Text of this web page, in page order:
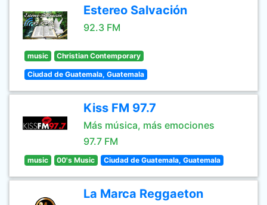
Estereo Salvación
92.3 FM
music Christian Contemporary
Ciudad de Guatemala, Guatemala
Kiss FM 97.7
Más música, más emociones
97.7 FM
music 00's Music Ciudad de Guatemala, Guatemala
La Marca Reggaeton